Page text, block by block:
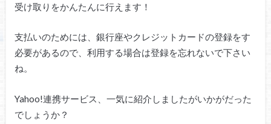
受け取りをかんたんに行えます！
支払いのためには、銀行座やクレジットカードの登録をす
必要があるので、利用する場合は登録を忘れないで下さい
ね。
Yahoo!連携サービス、一気に紹介しましたがいかがだった
でしょうか？